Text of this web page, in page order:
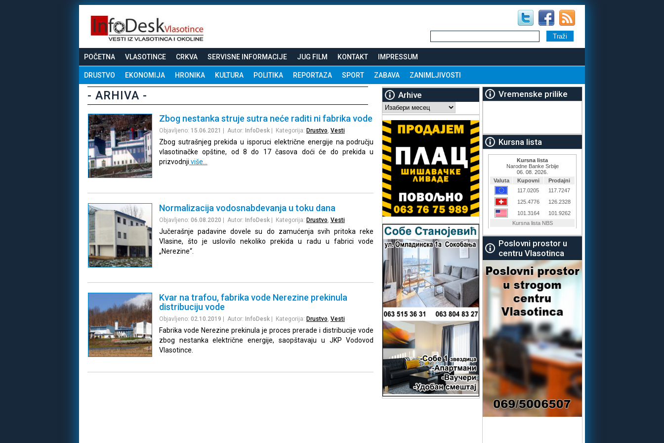
POČETNA VLASOTINCE CRKVA SERVISNE INFORMACIJE JUG FILM KONTAKT IMPRESSUM
DRUSTVO EKONOMIJA HRONIKA KULTURA POLITIKA REPORTAZA SPORT ZABAVA ZANIMLJIVOSTI
- ARHIVA -
Zbog nestanka struje sutra neće raditi ni fabrika vode
Objavljeno: 15.06.2021 | Autor: InfoDesk| Kategorija: Drustvo Vesti
Zbog sutrašnjeg prekida u isporuci električne energije na području
vlasotinačke opštine, od 8 do 17 časova doći će do prekida u
prizvodnji više…
Normalizacija vodosnabdevanja u toku dana
Objavljeno: 06.08.2020 | Autor: InfoDesk| Kategorija: Drustvo, Vesti
Jučerašnje padavine dovele su do zamućenja svih pritoka reke
Vlasine, što je uslovilo nekoliko prekida u radu u fabrici vode
„Nerezine“.
Kvar na trafou, fabrika vode Nerezine prekinula
distribuciju vode
Objavljeno: 02.10.2019 | Autor: InfoDesk| Kategorija: Drustvo, Vesti
Fabrika vode Nerezine prekinula je proces prerade i distribucije vode
zbog nestanka električne energije, saopštavaju u JKP Vodovod
Vlasotince.
Arhive
Arhive
Vremenske prilike
Kursna lista
Poslovni prostor u
centru Vlasotinca